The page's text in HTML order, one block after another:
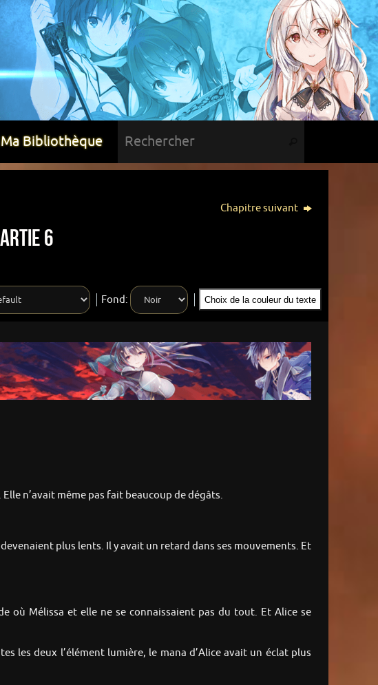
Ma Bibliothèque
Chapitre suivant
6
Fond: Choix de la couleur du texte
n’avait même pas fait beaucoup de dégâts.
plus lents. Il y avait un retard dans ses mouvements. Et
où Mélissa et elle ne se connaissaient pas du tout. Et Alice se
les deux l’élément lumière, le mana d’Alice avait un éclat plus